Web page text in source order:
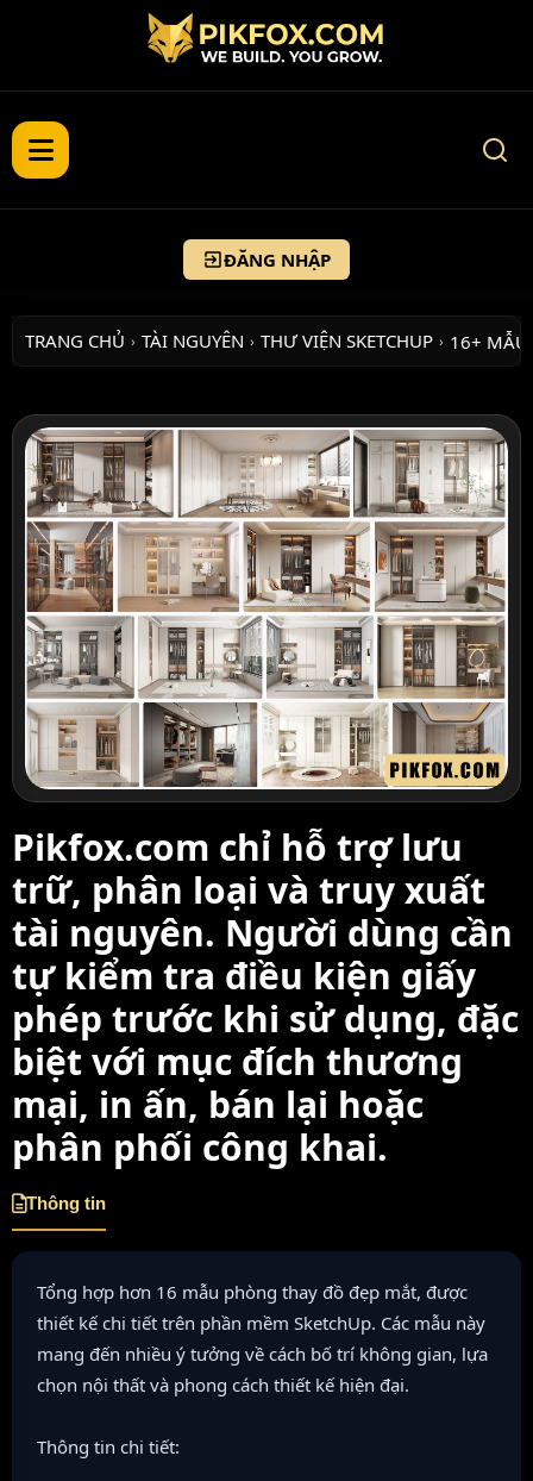
ĐĂNG NHẬP
TRANG CHỦ › TÀI NGUYÊN › THƯ VIỆN SKETCHUP › 16+
Pikfox.com chỉ hỗ trợ lưu
trữ, phân loại và truy xuất
tài nguyên. Người dùng cần
tự kiểm tra điều kiện giấy
phép trước khi sử dụng, đặc
biệt với mục đích thương
mại, in ấn, bán lại hoặc
phân phối công khai.
Thông tin
Tổng hợp hơn 16 mẫu phòng thay đồ đẹp mắt, được
thiết kế chi tiết trên phần mềm SketchUp. Các mẫu này
mang đến nhiều ý tưởng về cách bố trí không gian, lựa
chọn nội thất và phong cách thiết kế hiện đại.
Thông tin chi tiết: